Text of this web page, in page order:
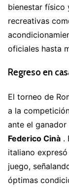
bienestar físico
recreativas
oficiales hasta
Regreso en
El torneo de
a la
ante el
Federico Cinà .
italiano
juego,
óptimas